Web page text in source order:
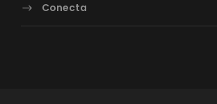
Conecta